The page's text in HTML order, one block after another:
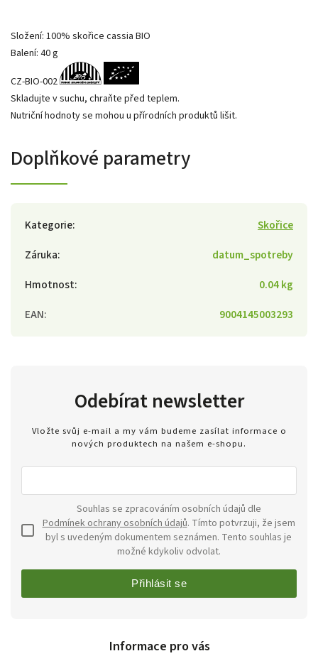
Složení: 100% skořice cassia BIO
Balení: 40 g
CZ-BIO-002
Skladujte v suchu, chraňte před teplem.
Nutriční hodnoty se mohou u přírodních produktů lišit.
Doplňkové parametry
Kategorie:
Skořice
Záruka:
datum_spotreby
Hmotnost:
0.04 kg
EAN: 9004145003293
Odebírat newsletter
Vložte svůj e-mail a my vám budeme zasílat informace o
nových produktech na našem e-shopu.
Podmínek ochrany osobních údajů. Tímto potvrzuji, že jsem
byl s uvedeným dokumentem seznámen. Tento souhlas je
možné kdykoliv odvolat.
Přihlásit se
Informace pro vás